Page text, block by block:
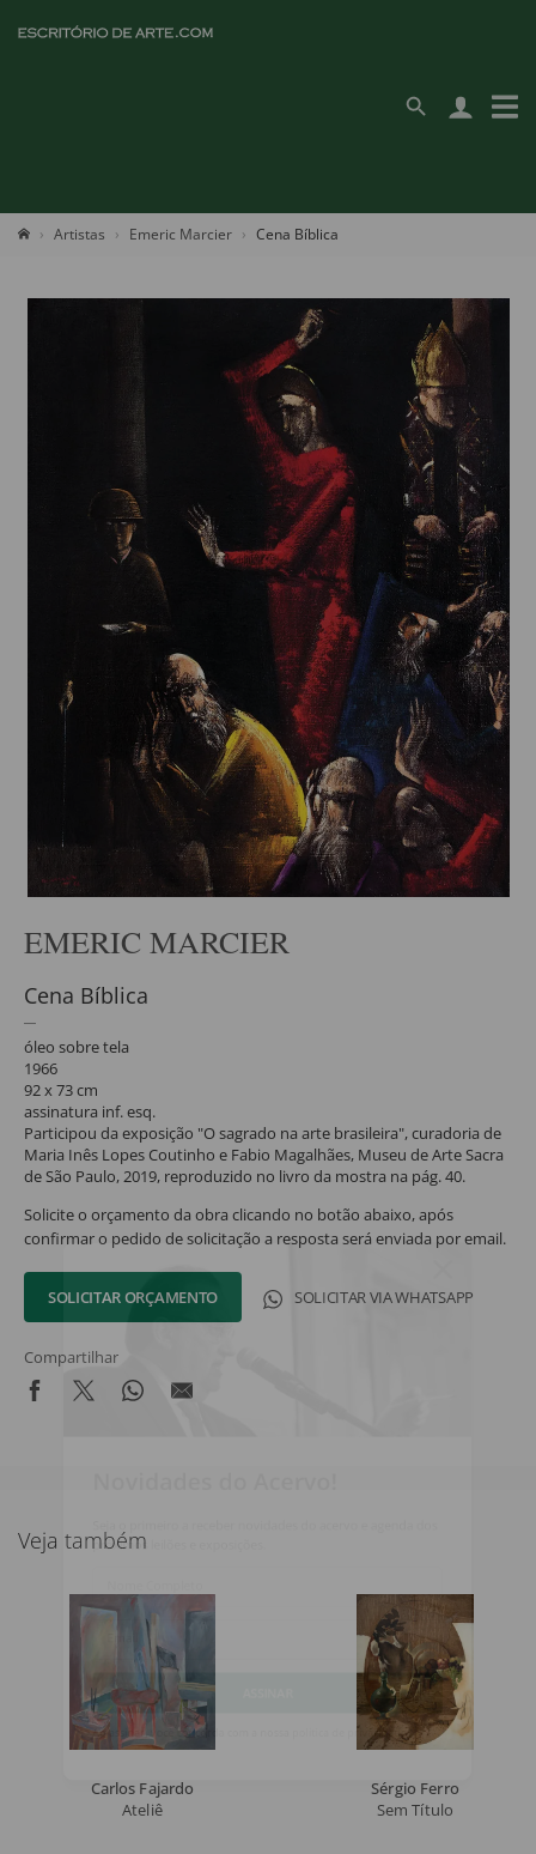
Artistas Emeric Marcier Cena Bíblica
EMERIC MARCIER
Cena Bíblica
óleo sobre tela
1966
92 x 73 cm
assinatura inf. esq.
Participou da exposição "O sagrado na arte brasileira", curadoria de
Maria Inês Lopes Coutinho e Fabio Magalhães, Museu de Arte Sacra
de São Paulo, 2019, reproduzido no livro da mostra na pág. 40.
Solicite o orçamento da obra clicando no botão abaixo, após
confirmar o pedido de solicitação a resposta será enviada por email.
SOLICITAR ORÇAMENTO SOLICITAR VIA WHATSAPP
Compartilhar
Veja também
Carlos Fajardo
Ateliê
Sérgio Ferro
Sem Título
Seja o primeiro a receber novidades do acervo e agenda dos
próximos leilões e exposições.
Nome Completo
Ao assinar, você concorda com a nossa política de privacidade